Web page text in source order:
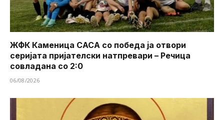
ЖФК Каменица САСА со победа ја отвори
серијата пријателски натпревари – Речица
совладана со 2:0
06/08/2026